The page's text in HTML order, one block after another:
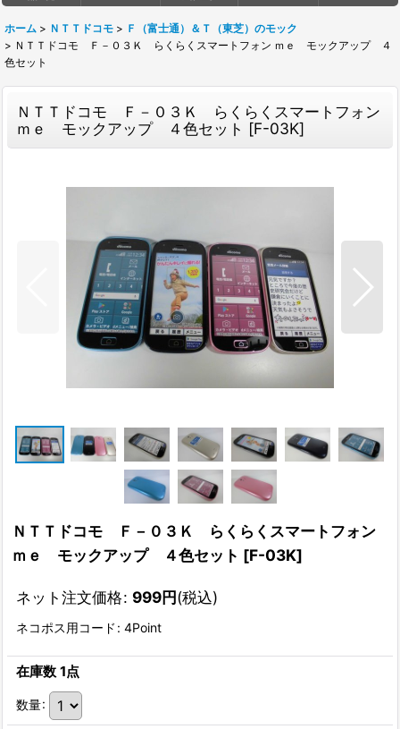
ホーム > ＮＴＴドコモ > Ｆ（富士通）＆Ｔ（東芝）のモック
> ＮＴＴドコモ Ｆ－０３Ｋ らくらくスマートフォン ｍｅ モックアップ ４
色セット
ＮＴＴドコモ Ｆ－０３Ｋ らくらくスマートフォン
ｍｅ モックアップ ４色セット [F-03K]
ＮＴＴドコモ Ｆ－０３Ｋ らくらくスマートフォン
ｍｅ モックアップ ４色セット [F-03K]
ネット注文価格: 999円(税込)
ネコポス用コード : 4Point
在庫数 1点
数量: